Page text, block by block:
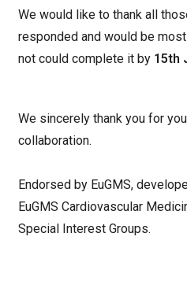
We would like to thank all
responded and would be
not could complete it by 15th
We sincerely thank you for
collaboration.
Endorsed by EuGMS,
EuGMS Cardiovascular
Special Interest Groups.